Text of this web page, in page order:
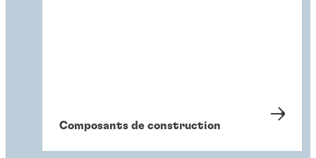
Composants de construction